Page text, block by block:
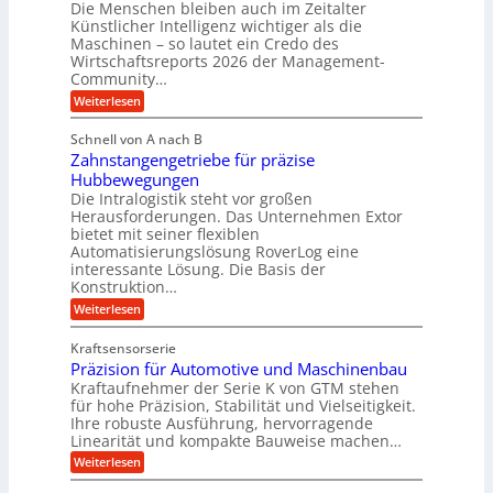
B
u
s
i
n
e
s
s
c
o
s
y
s
t
e
m
v
o
n
F
o
r
m
w
a
y
s
b
e
i
h
u
t
z
s
c
h
l
ä
c
h
e
i
n
2
2
V
a
r
i
n
e
n
T
e
c
h
n
o
l
o
g
i
e
s
b
e
z
i
e
h
t
n
e
e
n
S
t
a
n
d
o
r
Die Menschen bleiben auch im Zeitalter
Künstlicher Intelligenz wichtiger als die
Maschinen – so lautet ein Credo des
Wirtschaftsreports 2026 der Management-
Community…
Weiterlesen:
M
n
s
c
h
e
n
a
u
c
h
i
n
Z
e
e
n
v
o
n
K
I
Schnell von A nach B
Zahnstangengetriebe für präzise
Hubbewegungen
Die Intralogistik steht vor großen
Herausforderungen. Das Unternehmen Extor
bietet mit seiner flexiblen
Automatisierungslösung RoverLog eine
interessante Lösung. Die Basis der
Konstruktion…
Weiterlesen:
Z
h
n
s
t
a
n
g
e
n
Kraftsensorserie
Präzision für Automotive und Maschinenbau
Kraftaufnehmer der Serie K von GTM stehen
für hohe Präzision, Stabilität und Vielseitigkeit.
Ihre robuste Ausführung, hervorragende
Linearität und kompakte Bauweise machen…
Weiterlesen:
P